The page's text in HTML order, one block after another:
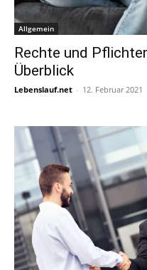
Allgemein
Rechte und
Überblick
Lebenslauf.net - 12. Februar 2021